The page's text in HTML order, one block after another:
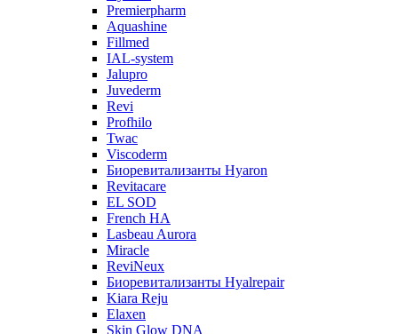
Premierpharm
Aquashine
Fillmed
IAL-system
Jalupro
Juvederm
Revi
Profhilo
Twac
Viscoderm
Биоревитализанты Hyaron
Revitacare
EL SOD
French HA
Lasbeau Aurora
Miracle
ReviNeux
Биоревитализанты Hyalrepair
Kiara Reju
Elaxen
Skin Glow DNA